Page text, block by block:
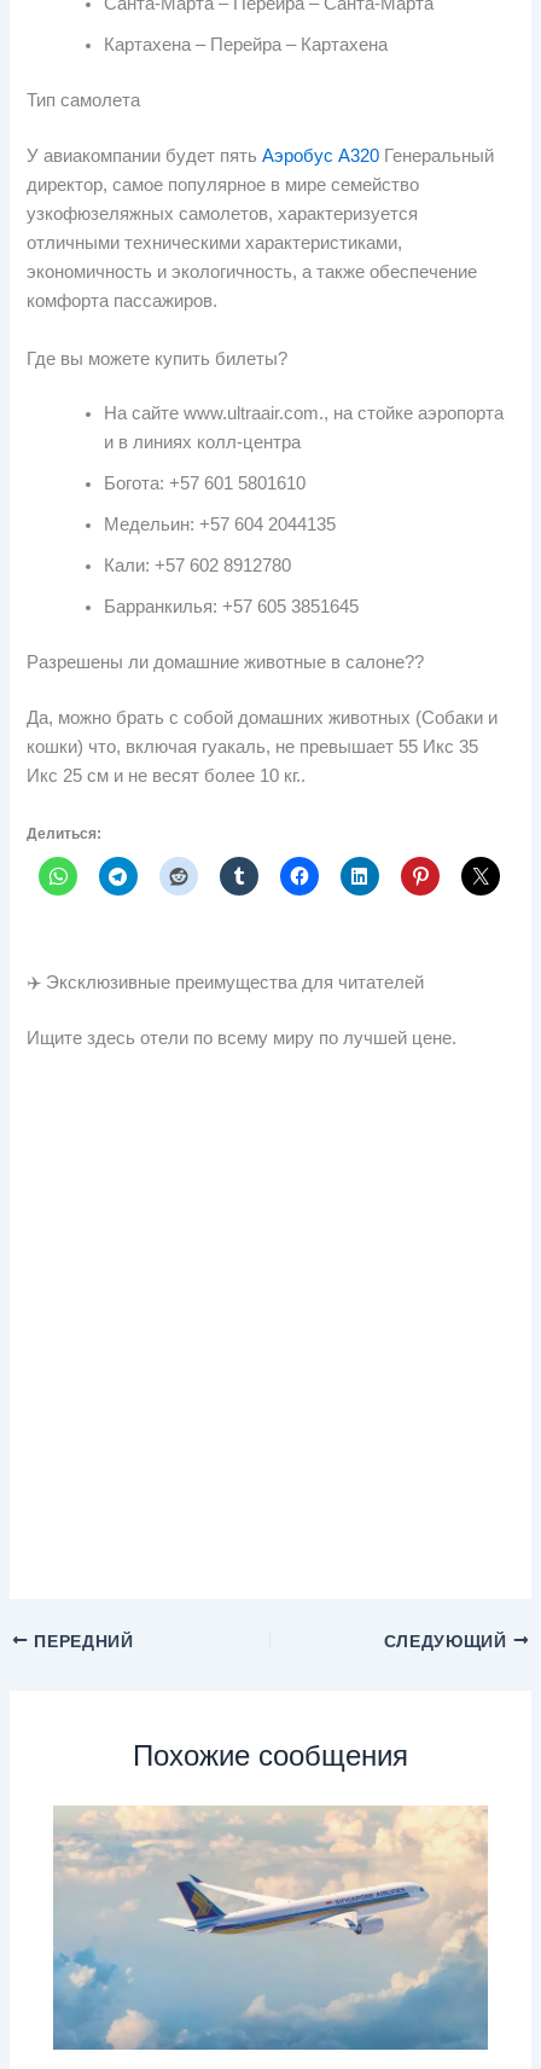
Санта-Марта – Перейра – Санта-Марта
Картахена – Перейра – Картахена
Тип самолета
У авиакомпании будет пятьАэробус А320 Генеральный
директор, самое популярное в мире семейство
узкофюзеляжных самолетов, характеризуется
отличными техническими характеристиками,
экономичность и экологичность, а также обеспечение
комфорта пассажиров.
Где вы можете купить билеты?
На сайте www.ultraair.com., на стойке аэропорта
и в линиях колл-центра
Богота: +57 601 5801610
Медельин: +57 604 2044135
Кали: +57 602 8912780
Барранкилья: +57 605 3851645
Разрешены ли домашние животные в салоне??
Да, можно брать с собой домашних животных (Собаки и
кошки) что, включая гуакаль, не превышает 55 Икс 35
Икс 25 см и не весят более 10 кг..
Делиться:
✈️ Эксклюзивные преимущества для читателей
Ищите здесь отели по всему миру по лучшей цене.
ПЕРЕДНИЙ СЛЕДУЮЩИЙ
Похожие сообщения